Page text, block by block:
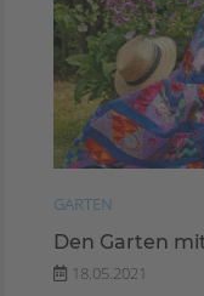
GARTEN
Den Garten
18.05.2021